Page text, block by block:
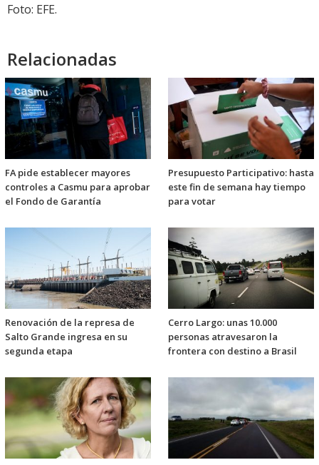
Foto: EFE.
Relacionadas
FA pide establecer mayores
controles a Casmu para aprobar
el Fondo de Garantía
Presupuesto Participativo: hasta
este fin de semana hay tiempo
para votar
Renovación de la represa de
Salto Grande ingresa en su
segunda etapa
Cerro Largo: unas 10.000
personas atravesaron la
frontera con destino a Brasil